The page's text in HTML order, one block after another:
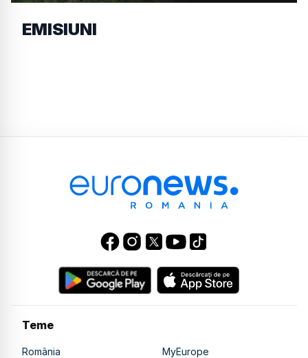
EMISIUNI
Teme
România
MyEurope